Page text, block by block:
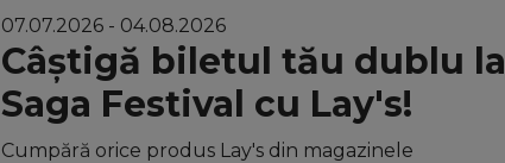
07.07.2026 - 04.08.2026
Câștigă biletul tău dublu la
Saga Festival cu Lay's!
Cumpără orice produs Lay's din magazinele